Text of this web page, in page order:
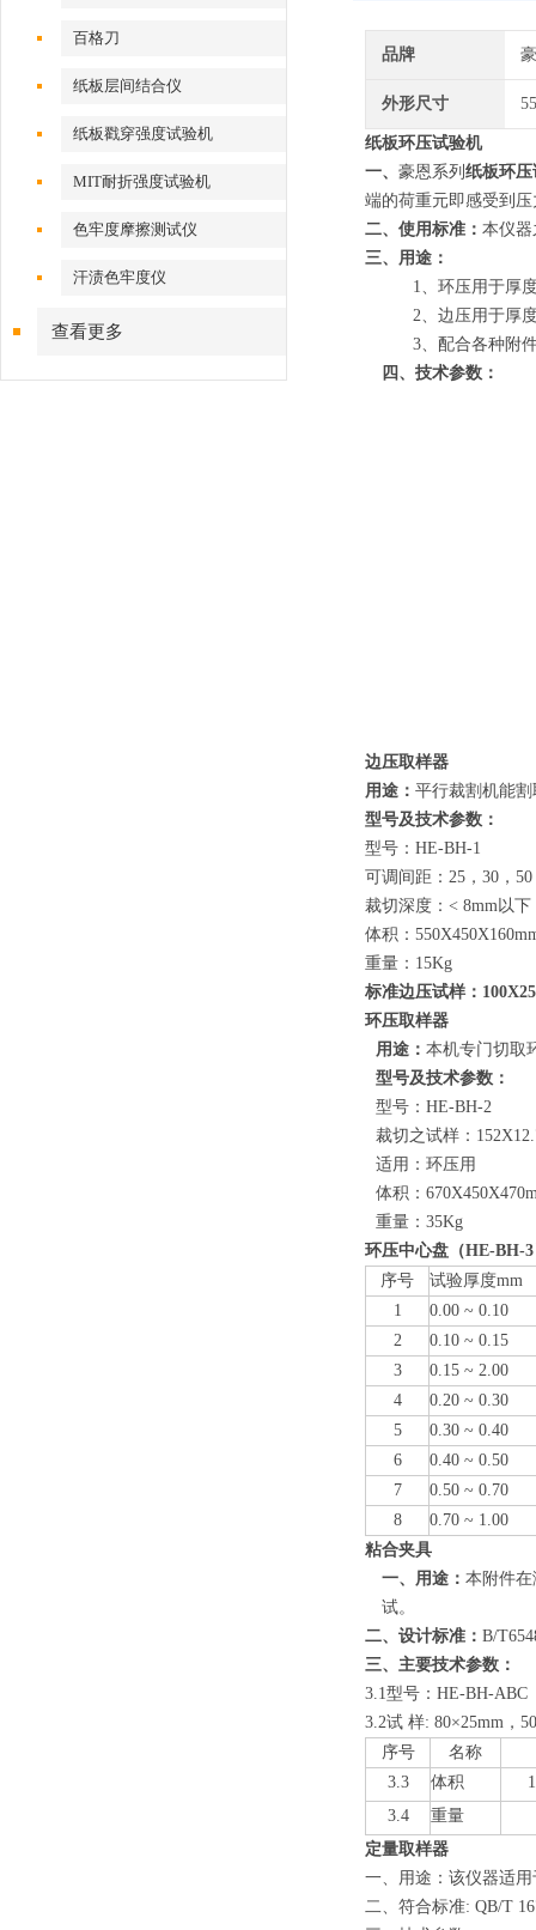
百格刀
纸板层间结合仪
纸板戳穿强度试验机
MIT耐折强度试验机
色牢度摩擦测试仪
汗渍色牢度仪
查看更多
品牌
外形尺寸
纸板环压试验机
一、 豪恩系列 纸板环
端的荷重元即感受到
二、使用标准： 本仪器
三、用途：
1、环压用于厚
2、边压用于厚
3、配合各种附
四、技术参数：
边压取样器
用途： 平行裁割机能
型号及技术参数：
型号：HE-BH-1
可调间距：25，30，
裁切深度：< 8mm以下
体积：
重量：15Kg
标准边压试样：
环压取样器
用途： 本机专门切取
型号及技术参数：
型号：HE-BH-2
裁切之试样：
适用：环压用
体积：
重量：35Kg
环压中心盘（HE-BH-
序号
试验厚度mm
1
0.00 ~ 0.10
2
0.10 ~ 0.15
3
0.15 ~ 2.00
4
0.20 ~ 0.30
5
0.30 ~ 0.40
6
0.40 ~ 0.50
7
0.50 ~ 0.70
8
0.70 ~ 1.00
粘合夹具
一、用途：本附件
试。
二、设计标准： B/
三、主要技术参数：
3.1型号：HE-BH-ABC
3.2试 样: 80×25mm，
序号
名称
3.3
体积
3.4
重量
定量取样器
一、用途：该仪器适
二、符合标准: QB/T